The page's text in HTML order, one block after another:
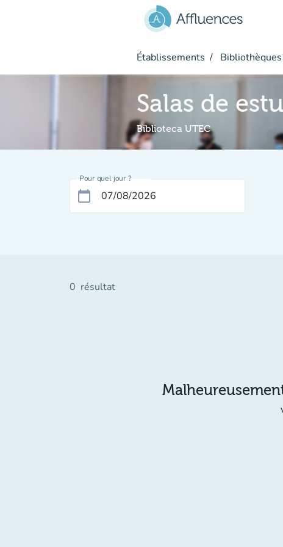
Établissements
Salas de
Biblioteca UTEC
Pour quel jour ?
calendar_today
0 résultat